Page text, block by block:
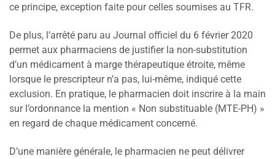
ce principe, exception faite pour celles soumises au TFR.
De plus, l’arrêté paru au Journal officiel du 6 février 2020
permet aux pharmaciens de justifier la non-substitution
d’un médicament à marge thérapeutique étroite, même
lorsque le prescripteur n’a pas, lui-même, indiqué cette
exclusion. En pratique, le pharmacien doit inscrire à la main
sur l’ordonnance la mention « Non substituable (MTE-PH) »
en regard de chaque médicament concerné.
D’une manière générale, le pharmacien ne peut délivrer